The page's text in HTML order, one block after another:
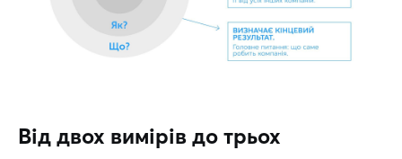
Від двох вимірів до трьох